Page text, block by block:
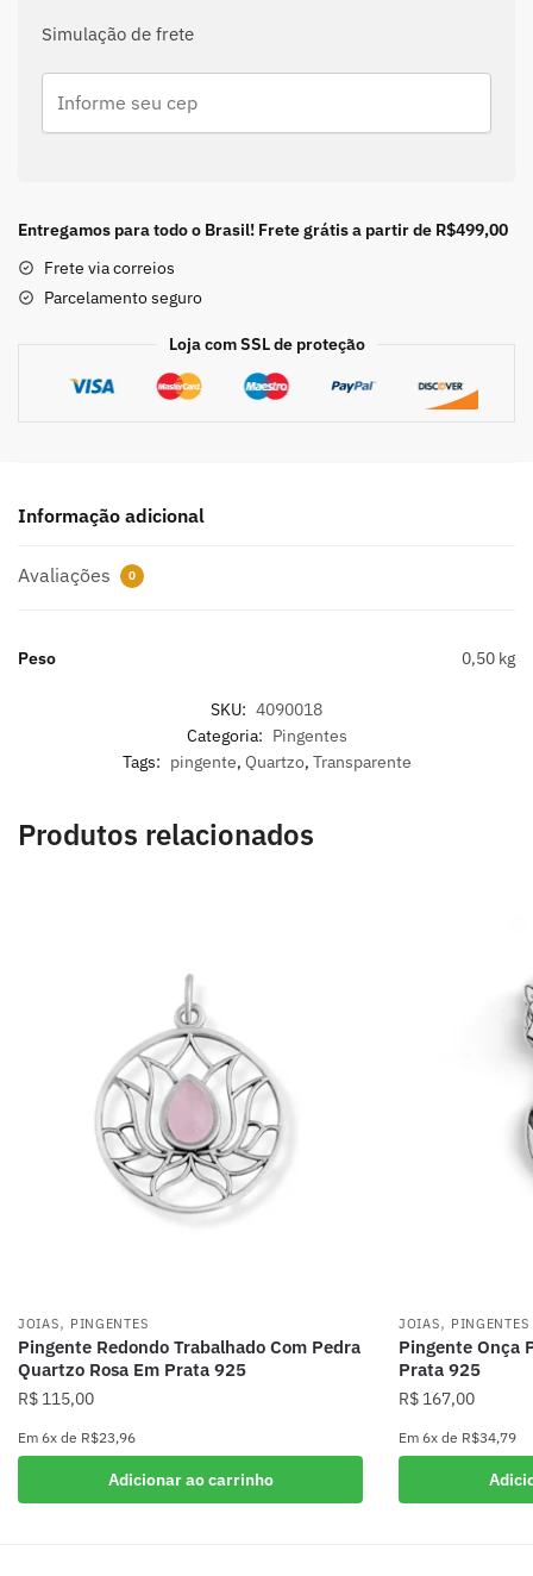
Simulação de frete
Entregamos para todo o Brasil! Frete grátis a partir de R$499,00
Frete via correios
Parcelamento seguro
Loja com SSL de proteção
Informação adicional
Avaliações 0
Peso 0,50 kg
SKU: 4090018
Categoria: Pingentes
Tags: pingente, Quartzo, Transparente
Produtos relacionados
JOIAS, PINGENTES
Pingente Redondo Trabalhado Com Pedra
Quartzo Rosa Em Prata 925
R$ 115,00
Em 6x de R$23,96
Adicionar ao carrinho
JOIAS, PINGENTES
Pingente Onça
Prata 925
R$ 167,00
Em 6x de R$34,79